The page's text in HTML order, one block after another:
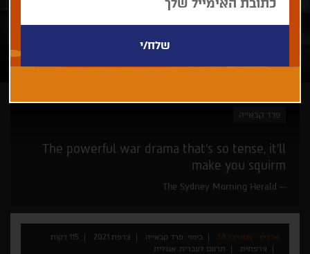
פרד קבאייה
The powerful war drama that’s so tense, it’ll
make you squirm
The Sydney Morning Herald
ארכיון - פסטיבל 38 בימוי: פרד קבאייה צרפת 2021
115 דקות
צרפתית
תרגום לעברית, אנגלית